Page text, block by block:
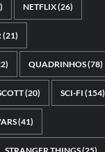
NETFLIX(26)
(21)
QUADRINHOS(78)
(20) SCI-FI (154)
(41)